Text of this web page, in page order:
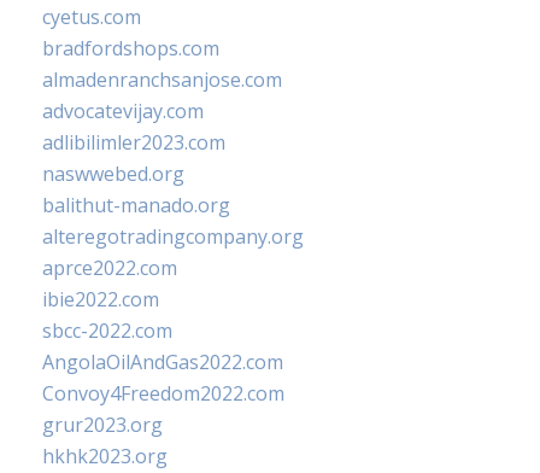
cyetus.com
bradfordshops.com
almadenranchsanjose.com
advocatevijay.com
adlibilimler2023.com
naswwebed.org
balithut-manado.org
alteregotradingcompany.org
aprce2022.com
ibie2022.com
sbcc-2022.com
AngolaOilAndGas2022.com
Convoy4Freedom2022.com
grur2023.org
hkhk2023.org